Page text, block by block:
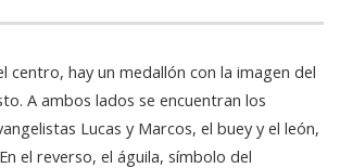
centro, hay un medallón con la imagen del
A ambos lados se encuentran los
Lucas y Marcos, el buey y el león,
el reverso, el águila, símbolo del